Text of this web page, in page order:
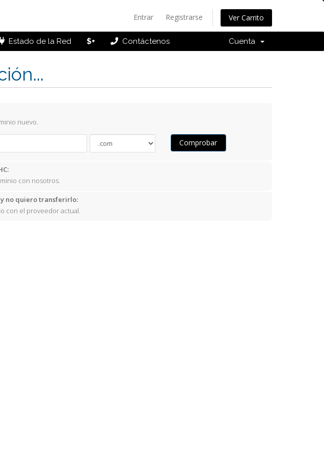
Entrar Registrarse Ver Carrito
Estado de la Red $+ Contáctenos Cuenta
nuevo.
Comprobar
con nosotros.
no quiero transferirlo:
con el proveedor actual.